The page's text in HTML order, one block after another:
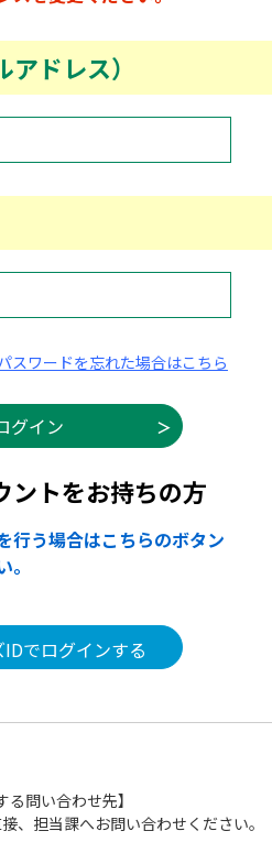
ドレス）
スワードを忘れた場合はこちら
ントをお持ちの方
行う場合はこちらのボタン
IDでログインする
る問い合わせ先】
、担当課へお問い合わせください。